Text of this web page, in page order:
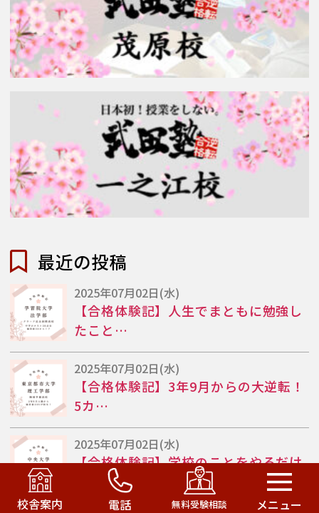
最近の投稿
2025年07月02日(水)
【合格体験記】人生でまともに勉強し
たこと…
2025年07月02日(水)
【合格体験記】3年9月からの大逆転！
5カ…
2025年07月02日(水)
【合格体験記】学校のことをやるだけ
の勉強…
校舎案内 電話 無料受験相談 メニュー